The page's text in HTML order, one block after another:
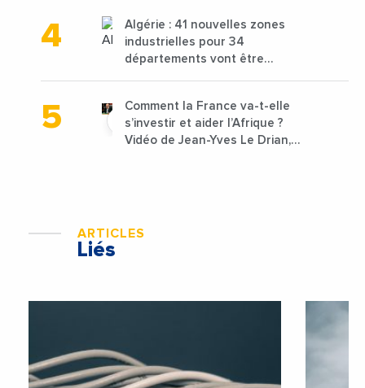
Algérie : 41 nouvelles zones
industrielles pour 34
départements vont être
Comment la France va-t-elle
s’investir et aider l’Afrique ?
Vidéo de Jean-Yves Le Drian,
ARTICLES
Liés